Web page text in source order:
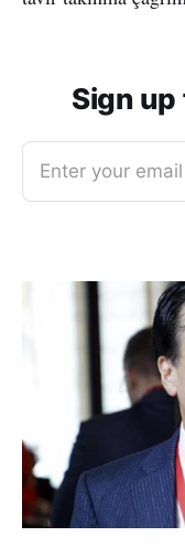
Sign
Enter your email